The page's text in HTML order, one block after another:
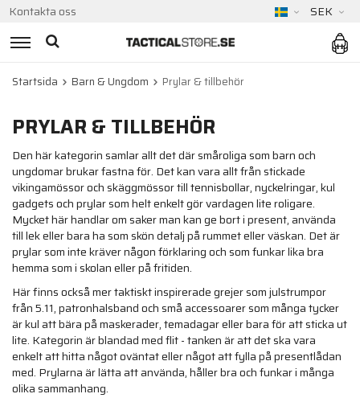
Kontakta oss SEK
Startsida Barn & Ungdom Prylar & tillbehör
PRYLAR & TILLBEHÖR
Den här kategorin samlar allt det där småroliga som barn och
ungdomar brukar fastna för. Det kan vara allt från stickade
vikingamössor och skäggmössor till tennisbollar, nyckelringar, kul
gadgets och prylar som helt enkelt gör vardagen lite roligare.
Mycket här handlar om saker man kan ge bort i present, använda
till lek eller bara ha som skön detalj på rummet eller väskan. Det är
prylar som inte kräver någon förklaring och som funkar lika bra
hemma som i skolan eller på fritiden.
Här finns också mer taktiskt inspirerade grejer som julstrumpor
från 5.11, patronhalsband och små accessoarer som många tycker
är kul att bära på maskerader, temadagar eller bara för att sticka ut
lite. Kategorin är blandad med flit - tanken är att det ska vara
enkelt att hitta något oväntat eller något att fylla på presentlådan
med. Prylarna är lätta att använda, håller bra och funkar i många
olika sammanhang.